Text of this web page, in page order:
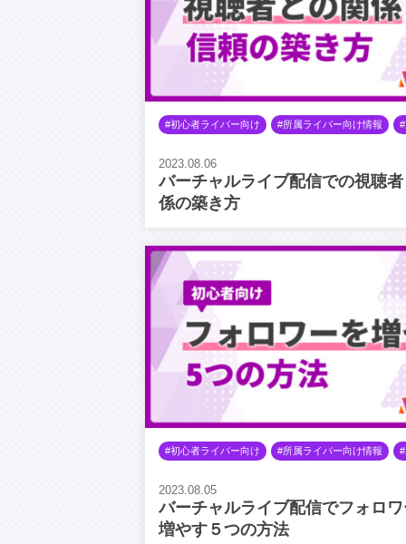
初心者ライバー向け 所属ライバー向け情報
2023.08.06
バーチャルライブ配信での視聴
係の築き方
初心者ライバー向け 所属ライバー向け情報
2023.08.05
バーチャルライブ配信でフォロ
増やす５つの方法